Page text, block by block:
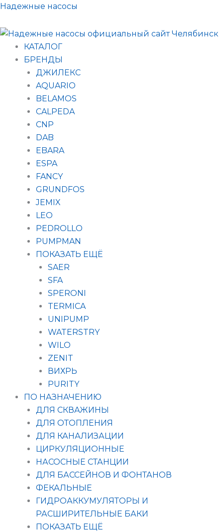
Перейти
содержимому
Надежные насосы
КАТАЛОГ
БРЕНДЫ
ДЖИЛЕКС
AQUARIO
BELAMOS
CALPEDA
CNP
DAB
EBARA
ESPA
FANCY
GRUNDFOS
JEMIX
LEO
PEDROLLO
PUMPMAN
ПОКАЗАТЬ ЕЩЁ
SAER
SFA
SPERONI
TERMICA
UNIPUMP
WATERSTRY
WILO
ZENIT
ВИХРЬ
PURITY
ПО НАЗНАЧЕНИЮ
ДЛЯ СКВАЖИНЫ
ДЛЯ ОТОПЛЕНИЯ
ДЛЯ КАНАЛИЗАЦИИ
ЦИРКУЛЯЦИОННЫЕ
НАСОСНЫЕ СТАНЦИИ
ДЛЯ БАССЕЙНОВ И ФОНТАНОВ
ФЕКАЛЬНЫЕ
ГИДРОАККУМУЛЯТОРЫ И
РАСШИРИТЕЛЬНЫЕ БАКИ
ПОКАЗАТЬ ЕЩЁ
Поиск